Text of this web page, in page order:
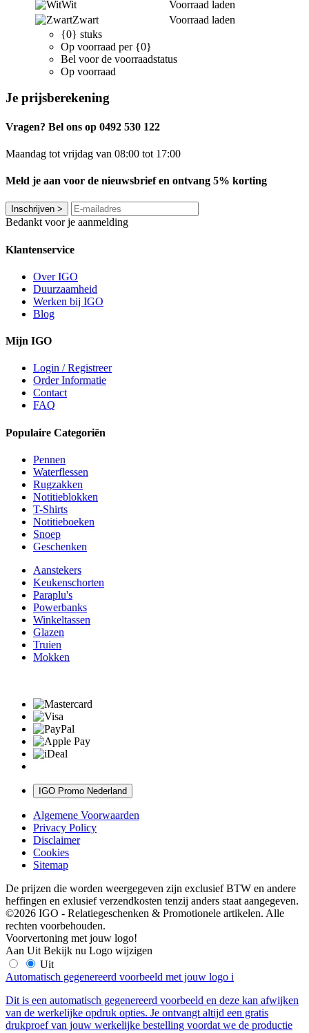
Wit
Voorraad laden
Zwart
Voorraad laden
{0} stuks
Op voorraad per {0}
Bel voor de voorraadstatus
Op voorraad
Je prijsberekening
Vragen? Bel ons op 0492 530 122
Maandag tot vrijdag van 08:00 tot 17:00
Meld je aan voor de nieuwsbrief en ontvang 5% korting
Inschrijven >
Bedankt voor je aanmelding
Klantenservice
Over IGO
Duurzaamheid
Werken bij IGO
Blog
Mijn IGO
Login / Registreer
Order Informatie
Contact
FAQ
Populaire Categoriën
Pennen
Waterflessen
Rugzakken
Notitieblokken
T-Shirts
Notitieboeken
Snoep
Geschenken
Aanstekers
Keukenschorten
Paraplu's
Powerbanks
Winkeltassen
Glazen
Truien
Mokken
IGO Promo Nederland
Algemene Voorwaarden
Privacy Policy
Disclaimer
Cookies
Sitemap
De prijzen die worden weergegeven zijn exclusief BTW en andere
heffingen en exlusief verzendkosten tenzij anders staat aangegeven.
©2026 IGO - Relatiegeschenken & Promotionele artikelen. Alle
rechten voorbehouden.
Voorvertoning met jouw logo!
Aan Uit Bekijk nu Logo wijzigen
Uit
Automatisch gegenereerd voorbeeld met jouw logo i
Dit is een automatisch gegenereerd voorbeeld en deze kan afwijken
van de werkelijke opdruk opties. Je ontvangt altijd een gratis
drukproef van jouw werkelijke bestelling voordat we de productie